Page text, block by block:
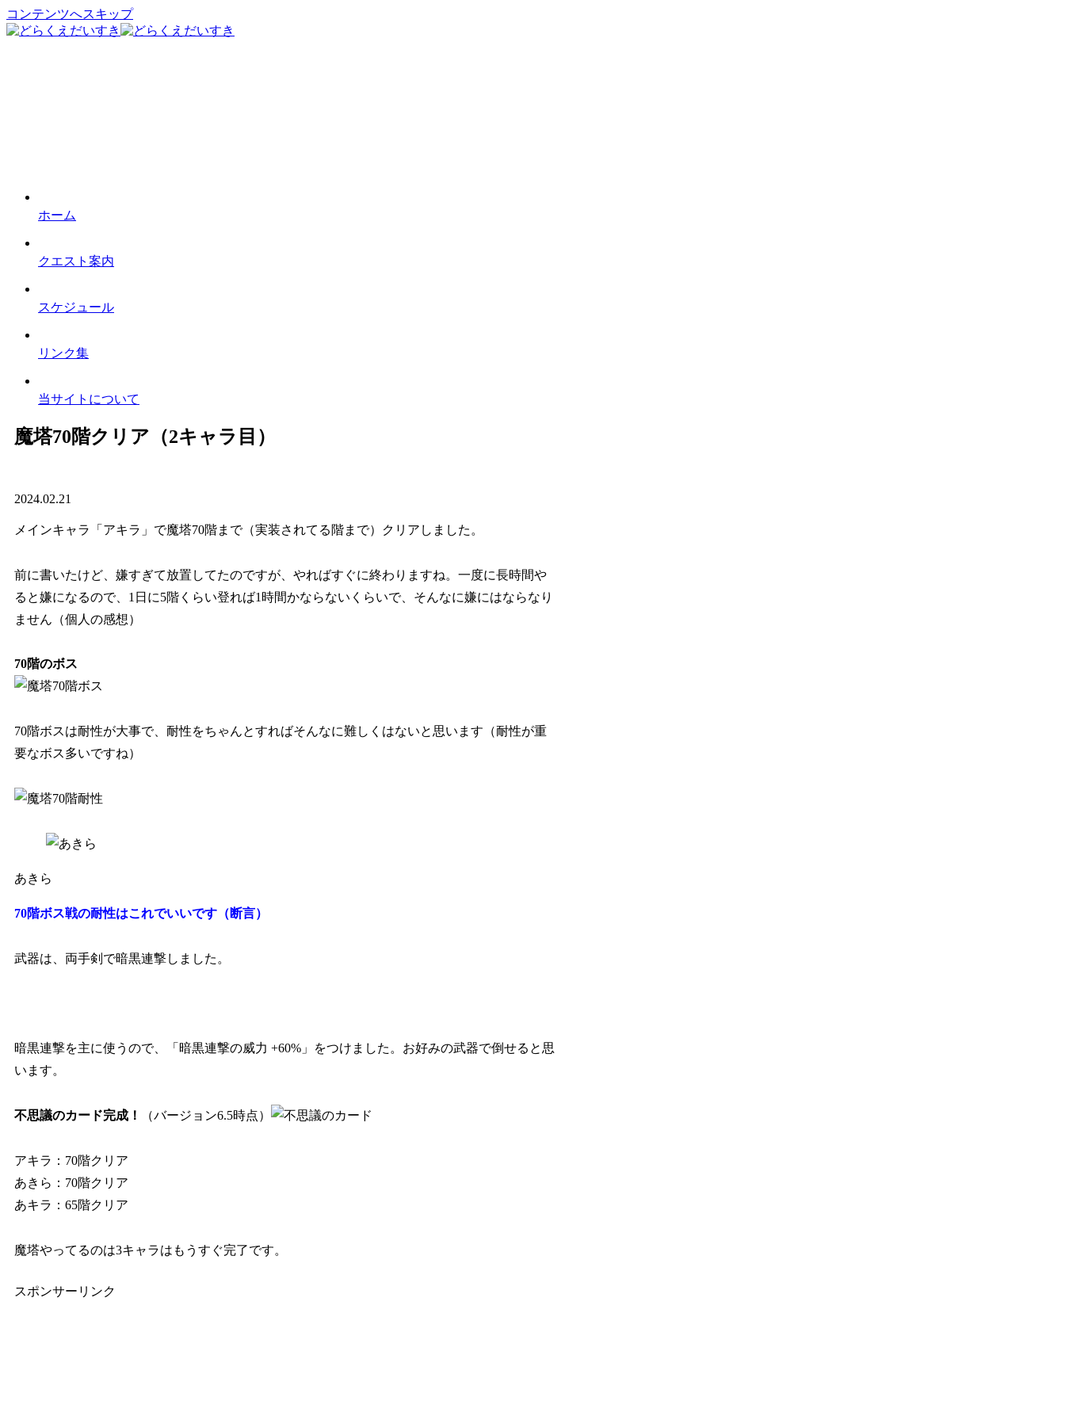
コンテンツへスキップ
ホーム
クエスト案内
スケジュール
リンク集
当サイトについて
魔塔70階クリア（2キャラ目）
2024.02.21
メインキャラ「アキラ」で魔塔70階まで（実装されてる階まで）クリアしました。
前に書いたけど、嫌すぎて放置してたのですが、やればすぐに終わりますね。一度に長時間や
ると嫌になるので、1日に5階くらい登れば1時間かならないくらいで、そんなに嫌にはならなり
ません（個人の感想）
70階のボス
70階ボスは耐性が大事で、耐性をちゃんとすればそんなに難しくはないと思います（耐性が重
要なボス多いですね）
あきら
70階ボス戦の耐性はこれでいいです（断言）
武器は、両手剣で暗黒連撃しました。
暗黒連撃を主に使うので、「暗黒連撃の威力 +60%」をつけました。お好みの武器で倒せると思
います。
不思議のカード完成！ （バージョン6.5時点）
アキラ：70階クリア
あきら：70階クリア
あキラ：65階クリア
魔塔やってるのは3キャラはもうすぐ完了です。
スポンサーリンク